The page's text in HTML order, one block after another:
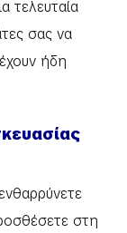
τελευταία
σας να
ήδη
στη